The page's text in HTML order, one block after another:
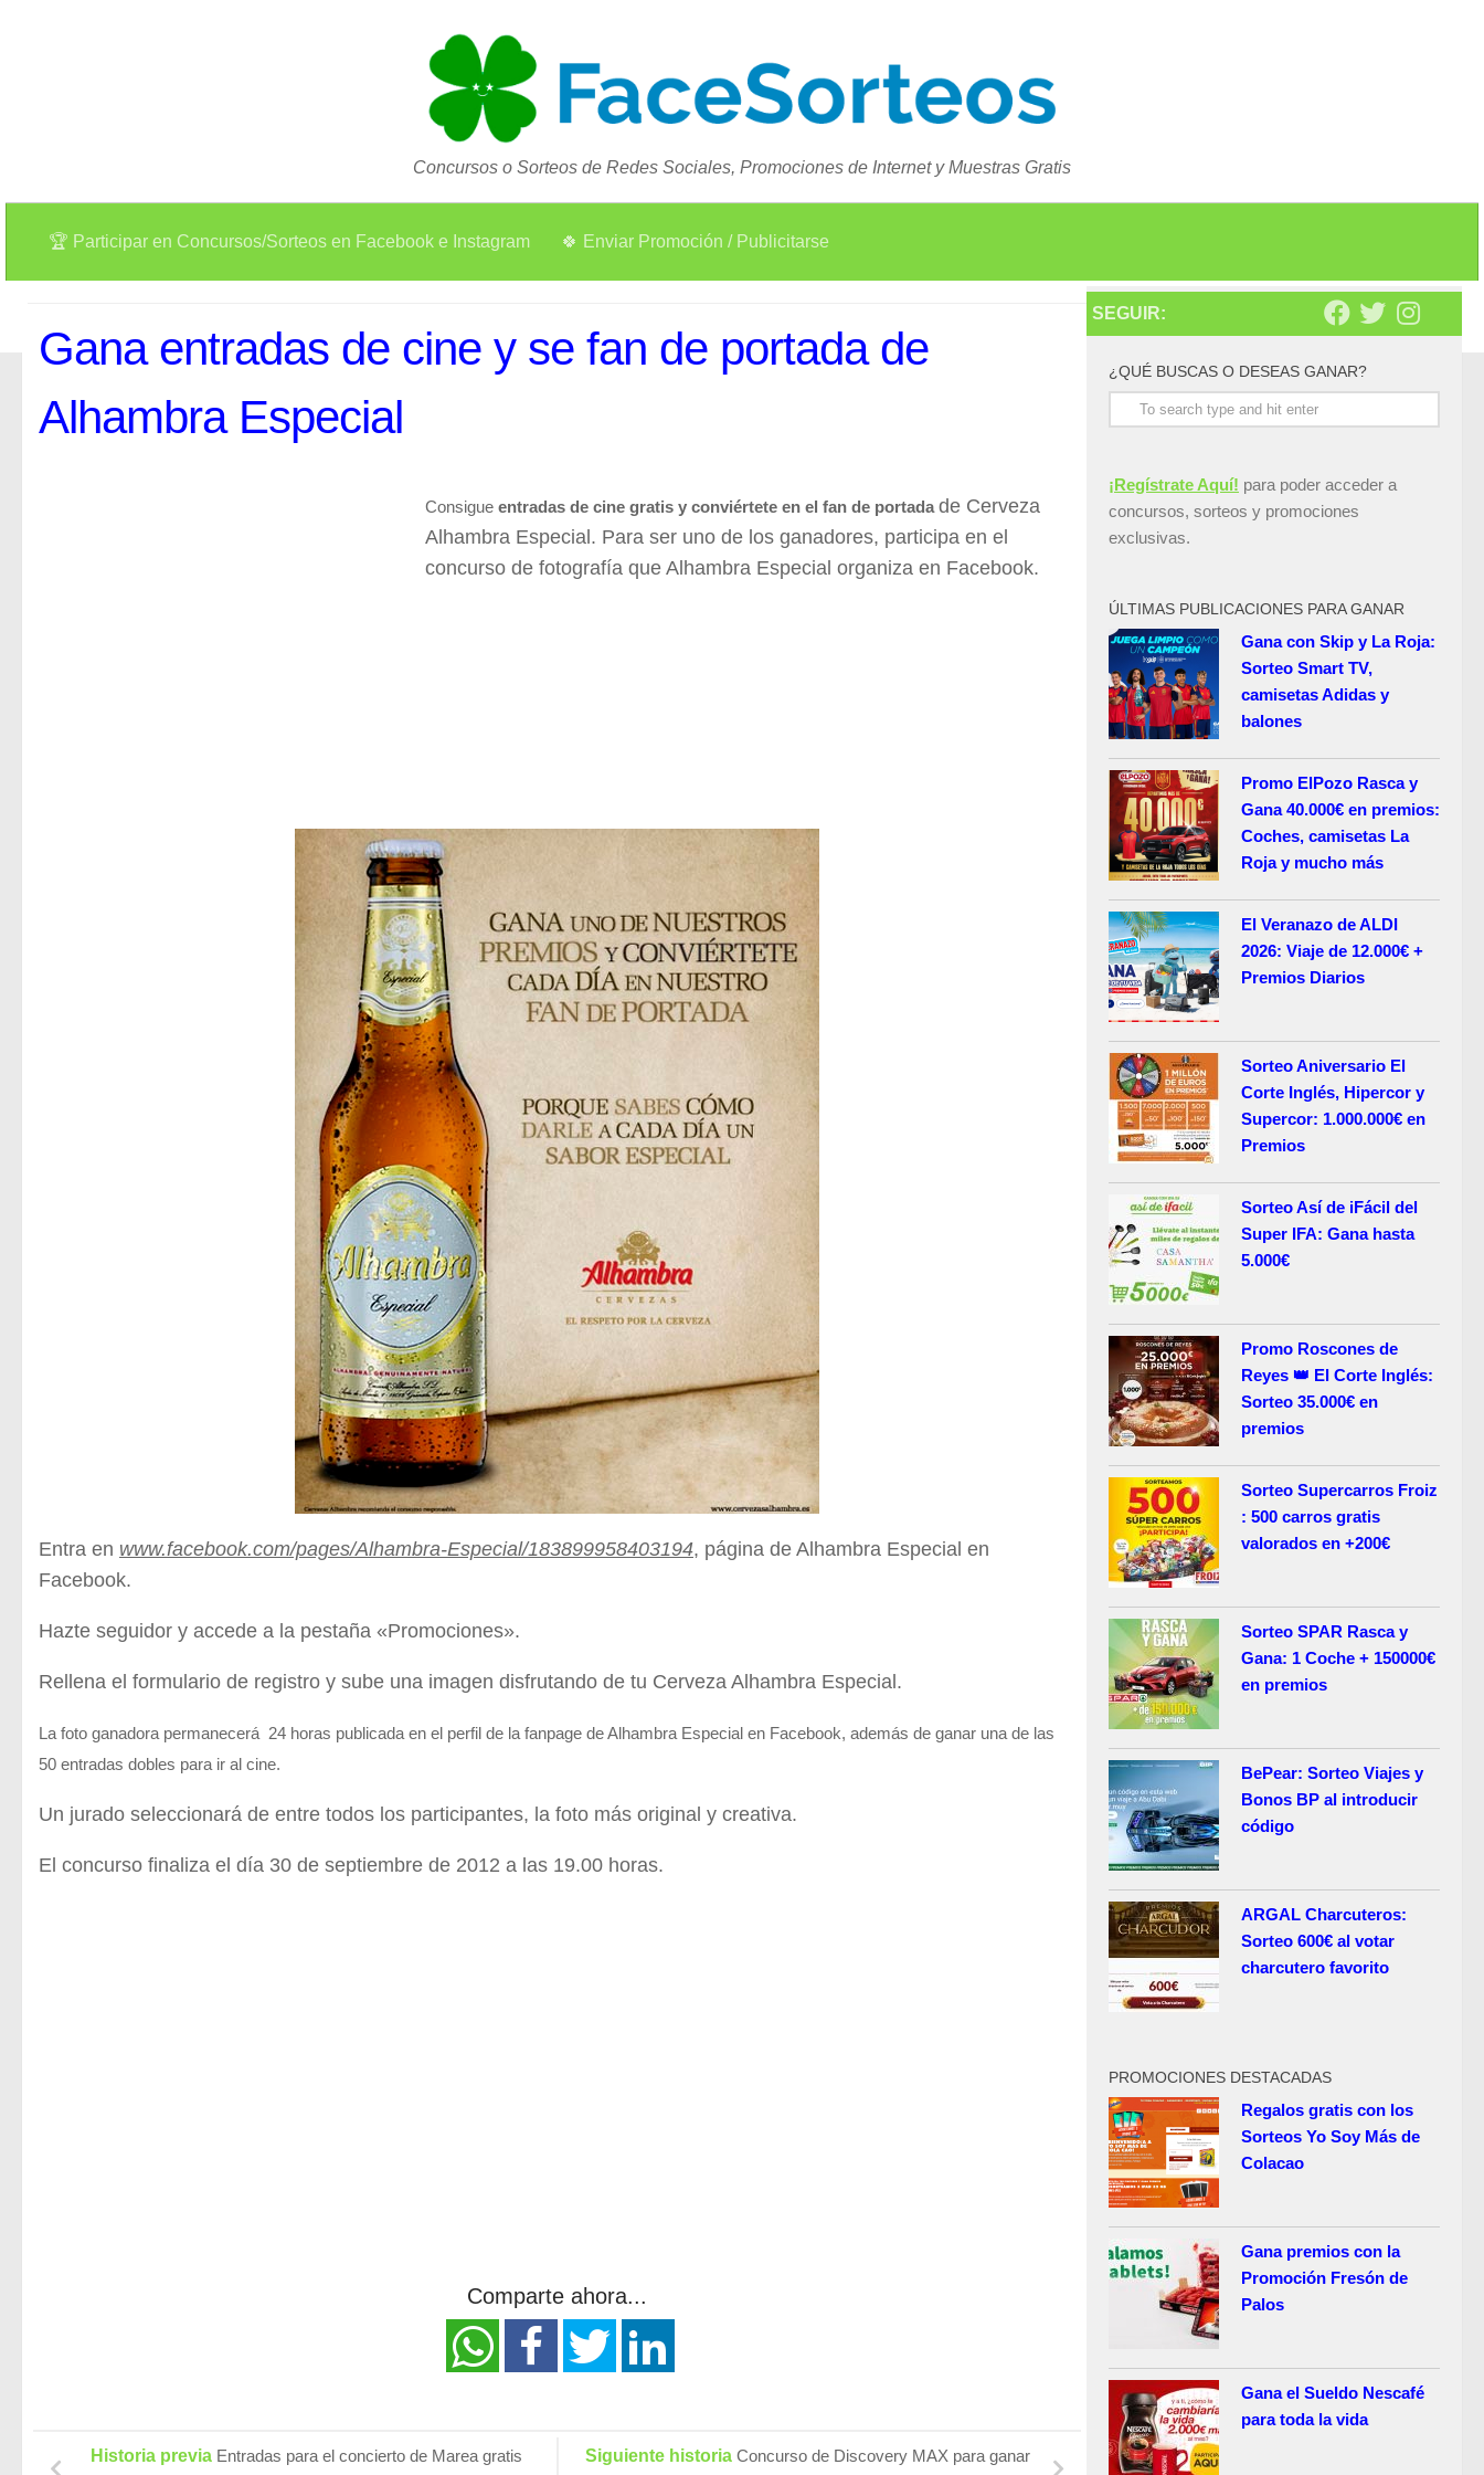
Concursos o Sorteos de Redes Sociales, Promociones de Internet y Muestras Gratis
🏆 Participar en Concursos/Sorteos en Facebook e Instagram 🍀 Enviar Promoción / Publicitarse
Gana entradas de cine y se fan de portada de
Alhambra Especial
Consigue entradas de cine gratis y conviértete en el fan de portada de Cerveza
Alhambra Especial. Para ser uno de los ganadores, participa en el
concurso de fotografía que Alhambra Especial organiza en Facebook.
Entra en www.facebook.com/pages/Alhambra-Especial/183899958403194, página de Alhambra Especial en
Facebook.
Hazte seguidor y accede a la pestaña «Promociones».
Rellena el formulario de registro y sube una imagen disfrutando de tu Cerveza Alhambra Especial.
La foto ganadora permanecerá 24 horas publicada en el perfil de la fanpage de Alhambra Especial en Facebook, además de ganar una de las
50 entradas dobles para ir al cine.
Un jurado seleccionará de entre todos los participantes, la foto más original y creativa.
El concurso finaliza el día 30 de septiembre de 2012 a las 19.00 horas.
Comparte ahora...
Siguiente historia Concurso de Discovery MAX para ganar
Historia previa Entradas para el concierto de Marea gratis
SEGUIR:
¿QUÉ BUSCAS O DESEAS GANAR?
¡Regístrate Aquí! para poder acceder a
concursos, sorteos y promociones
exclusivas.
ÚLTIMAS PUBLICACIONES PARA GANAR
Gana con Skip y La Roja:
Sorteo Smart TV,
camisetas Adidas y
balones
Promo ElPozo Rasca y
Gana 40.000€ en premios:
Coches, camisetas La
Roja y mucho más
El Veranazo de ALDI
2026: Viaje de 12.000€ +
Premios Diarios
Sorteo Aniversario El
Corte Inglés, Hipercor y
Supercor: 1.000.000€ en
Premios
Sorteo Así de iFácil del
Super IFA: Gana hasta
5.000€
Promo Roscones de
Reyes 👑 El Corte Inglés:
Sorteo 35.000€ en
premios
Sorteo Supercarros Froiz
: 500 carros gratis
valorados en +200€
Sorteo SPAR Rasca y
Gana: 1 Coche + 150000€
en premios
BePear: Sorteo Viajes y
Bonos BP al introducir
código
ARGAL Charcuteros:
Sorteo 600€ al votar
charcutero favorito
PROMOCIONES DESTACADAS
Regalos gratis con los
Sorteos Yo Soy Más de
Colacao
Gana premios con la
Promoción Fresón de
Palos
Gana el Sueldo Nescafé
para toda la vida